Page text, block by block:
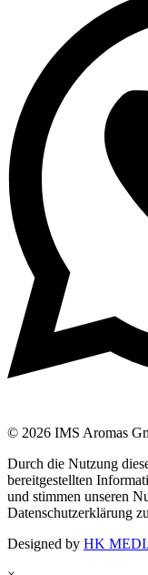
© 2026 IMS Aromas
Durch die Nutzung
bereitgestellten
und stimmen unseren
Datenschutzerklärung
Designed by HK